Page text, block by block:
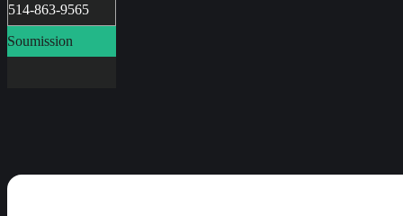
514-863-9565
Soumission